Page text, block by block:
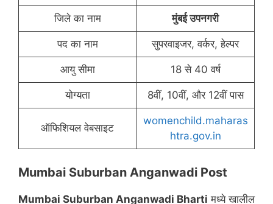
जिले का नाम मुंबई उपनगरी
पद का नाम सुपरवाइजर, वर्कर, हेल्पर
आयु सीमा 18 से 40 वर्ष
योग्यता 8वीं, 10वीं, और 12वीं पास
ऑफिशियल वेबसाइट
womenchild.maharas
htra.gov.in
Mumbai Suburban Anganwadi Post
Mumbai Suburban Anganwadi Bharti मध्ये खालील